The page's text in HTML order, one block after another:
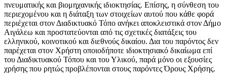
πνευματικής και βιομηχανικής ιδιοκτησίας. Επίσης, η σύνθεση του
περιεχομένου και η διάταξη των στοιχείων αυτού που κάθε φορά
περιέχεται στον Διαδικτυακό Τόπο ανήκει αποκλειστικά στον Δήμο
Αιγάλεω και προστατεύονται από τις σχετικές διατάξεις του
ελληνικού, κοινοτικού και διεθνούς δικαίου. Δια του παρόντος δεν
παρέχεται στον Χρήστη οποιοδήποτε ιδιοκτησιακό δικαίωμα επί
του Διαδικτυακού Τόπου και του Υλικού, παρά μόνο οι εξουσίες
χρήσης που ρητώς προβλέπονται στους παρόντες Όρους Χρήσης.